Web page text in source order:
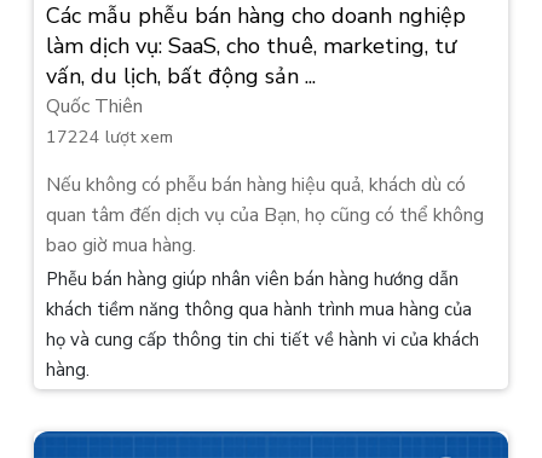
Các mẫu phễu bán hàng cho doanh nghiệp
làm dịch vụ: SaaS, cho thuê, marketing, tư
vấn, du lịch, bất động sản ...
Quốc Thiên
17224 lượt xem
Nếu không có phễu bán hàng hiệu quả, khách dù có
quan tâm đến dịch vụ của Bạn, họ cũng có thể không
bao giờ mua hàng.
Phễu bán hàng giúp nhân viên bán hàng hướng dẫn
khách tiềm năng thông qua hành trình mua hàng của
họ và cung cấp thông tin chi tiết về hành vi của khách
hàng.